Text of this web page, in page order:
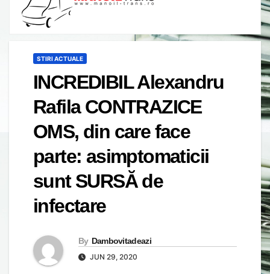
STIRI ACTUALE
INCREDIBIL Alexandru
Rafila CONTRAZICE
OMS, din care face
parte: asimptomaticii
sunt SURSĂ de
infectare
By Dambovitadeazi
JUN 29, 2020